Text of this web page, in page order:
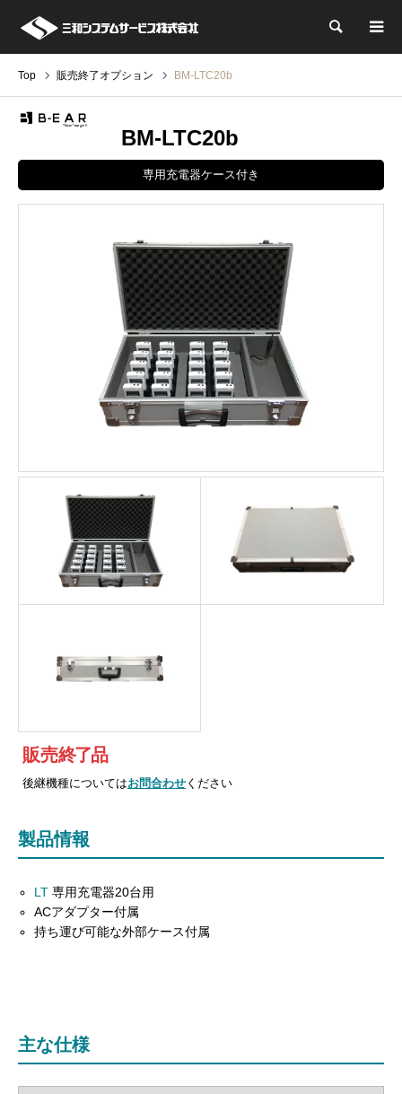
検索
Top 販売終了オプション BM-LTC20b
BM-LTC20b
専用充電器ケース付き
販売終了品
後継機種についてはお問合わせ ください
製品情報
LT 専用充電器20台用
ACアダプター付属
持ち運び可能な外部ケース付属
主な仕様